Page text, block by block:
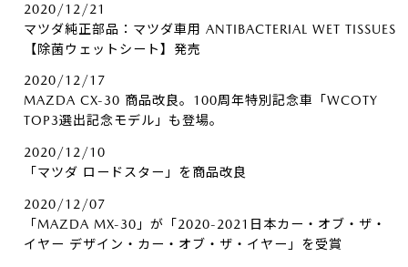
2020/12/21
マツダ純正部品：マツダ車用 ANTIBACTERIAL WET TISSUES
【除菌ウェットシート】発売
2020/12/17
MAZDA CX-30 商品改良。100周年特別記念車「WCOTY
TOP3選出記念モデル」も登場。
2020/12/10
「マツダ ロードスター」を商品改良
2020/12/07
「MAZDA MX-30」が「2020-2021日本カー・オブ・ザ・
イヤー デザイン・カー・オブ・ザ・イヤー」を受賞